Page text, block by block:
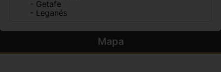
- Getafe
- Leganés
Mapa